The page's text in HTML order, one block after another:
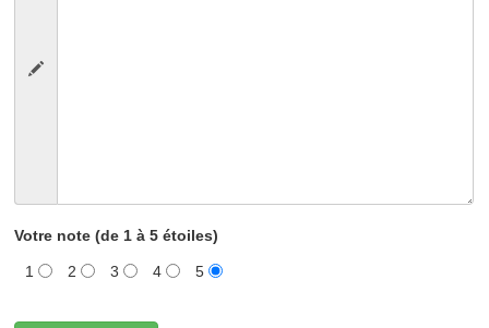
Votre note (de 1 à 5 étoiles)
1 2 3 4 5